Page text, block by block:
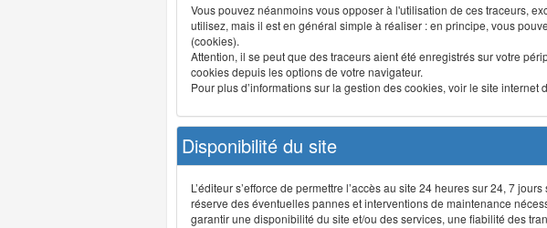
Vous pouvez néanmoins vous opposer à l'utilisation de ces traceurs,
utilisez, mais il est en général simple à réaliser : en principe, vous
(cookies).
Attention, il se peut que des traceurs aient été enregistrés sur votre
cookies depuis les options de votre navigateur.
Pour plus d’informations sur la gestion des cookies, voir le site internet
Disponibilité du site
L’éditeur s’efforce de permettre l’accès au site 24 heures sur 24, 7
réserve des éventuelles pannes et interventions de maintenance
garantir une disponibilité du site et/ou des services, une fiabilité des